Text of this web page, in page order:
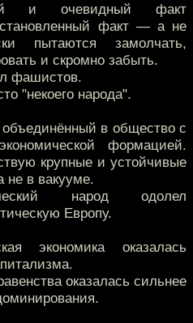
и очевидный факт
факт — а не
пытаются замолчать,
и скромно забыть.
фашистов.
"некоего народа".
в общество с
формацией.
крупные и устойчивые
не в вакууме.
народ одолел
Европу.
экономика оказалась
оказалась сильнее